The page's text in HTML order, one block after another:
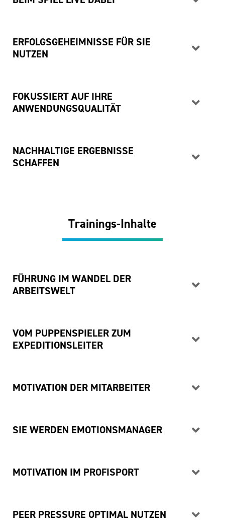
ERFOLGSGEHEIMNISSE FÜR SIE
NUTZEN
FOKUSSIERT AUF IHRE
ANWENDUNGSQUALITÄT
NACHHALTIGE ERGEBNISSE
SCHAFFEN
Trainings-Inhalte
FÜHRUNG IM WANDEL DER
ARBEITSWELT
VOM PUPPENSPIELER ZUM
EXPEDITIONSLEITER
MOTIVATION DER MITARBEITER
SIE WERDEN EMOTIONSMANAGER
MOTIVATION IM PROFISPORT
PEER PRESSURE OPTIMAL NUTZEN